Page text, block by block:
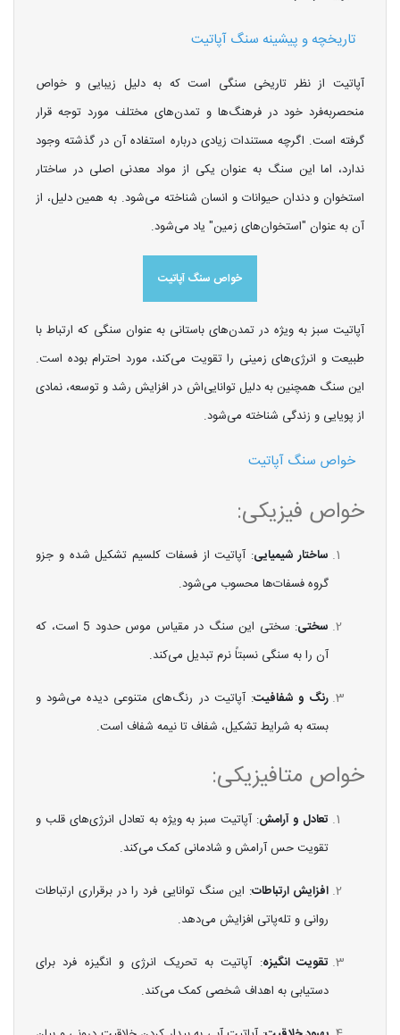
تاریخچه و پیشینه سنگ آپاتیت
آپاتیت از نظر تاریخی سنگی است که به دلیل زیبایی و خواص
منحصربه‌فرد خود در فرهنگ‌ها و تمدن‌های مختلف مورد توجه قرار
گرفته است. اگرچه مستندات زیادی درباره استفاده آن در گذشته وجود
ندارد، اما این سنگ به عنوان یکی از مواد معدنی اصلی در ساختار
استخوان و دندان حیوانات و انسان شناخته می‌شود. به همین دلیل، از
آن به عنوان "استخوان‌های زمین" یاد می‌شود.
خواص سنگ آپاتیت
آپاتیت سبز به ویژه در تمدن‌های باستانی به عنوان سنگی که ارتباط با
طبیعت و انرژی‌های زمینی را تقویت می‌کند، مورد احترام بوده است.
این سنگ همچنین به دلیل توانایی‌اش در افزایش رشد و توسعه، نمادی
از پویایی و زندگی شناخته می‌شود.
خواص سنگ آپاتیت
خواص فیزیکی:
ساختار شیمیایی: آپاتیت از فسفات کلسیم تشکیل شده و جزو
گروه فسفات‌ها محسوب می‌شود.
سختی
: سختی این سنگ در مقیاس موس حدود 5 است، که
آن را به سنگی نسبتاً نرم تبدیل می‌کند.
رنگ و شفافیت: آپاتیت در رنگ‌های متنوعی دیده می‌شود و
بسته به شرایط تشکیل، شفاف تا نیمه شفاف است.
خواص متافیزیکی:
تعادل و آرامش: آپاتیت سبز به ویژه به تعادل انرژی‌های قلب و
تقویت حس آرامش و شادمانی کمک می‌کند.
افزایش ارتباطات: این سنگ توانایی فرد را در برقراری ارتباطات
روانی و تله‌پاتی افزایش می‌دهد.
تقویت انگیزه: آپاتیت به تحریک انرژی و انگیزه فرد برای
دستیابی به اهداف شخصی کمک می‌کند.